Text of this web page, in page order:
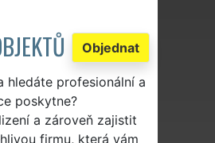
Objednat
hledáte profesionální a
poskytne?
a zároveň zajistit
firmu, která vám